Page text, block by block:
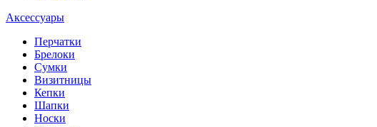
Аксессуары
Перчатки
Брелоки
Сумки
Визитницы
Кепки
Шапки
Носки